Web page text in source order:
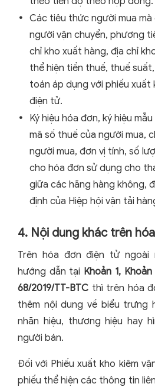
Các tiêu thức người mua mà
người vận chuyển, phương
chỉ kho xuất hàng, địa chỉ
thể hiện tiền thuế, thuế
toán áp dụng với phiếu xuất
điện tử.
Ký hiệu hóa đơn, ký hiệu
mã số thuế của người mua,
người mua, đơn vị tính, số
cho hóa đơn sử dụng cho
giữa các hãng hàng không,
định của Hiệp hội vận tải
4. Nội dung khác trên
Trên hóa đơn điện tử ngoài
hướng dẫn tại Khoản 1,
68/2019/TT-BTC thì trên hóa
thêm nội dung về biểu trưng
nhãn hiệu, thương hiệu hay
người bán.
Đối với Phiếu xuất kho kiêm
phiếu thể hiện các thông tin